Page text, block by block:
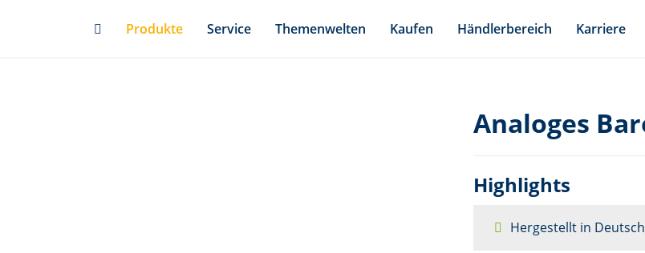
Produkte Service Themenwelten Kaufen Händlerbereich Karriere
Analoges
Highlights
Hergestellt in